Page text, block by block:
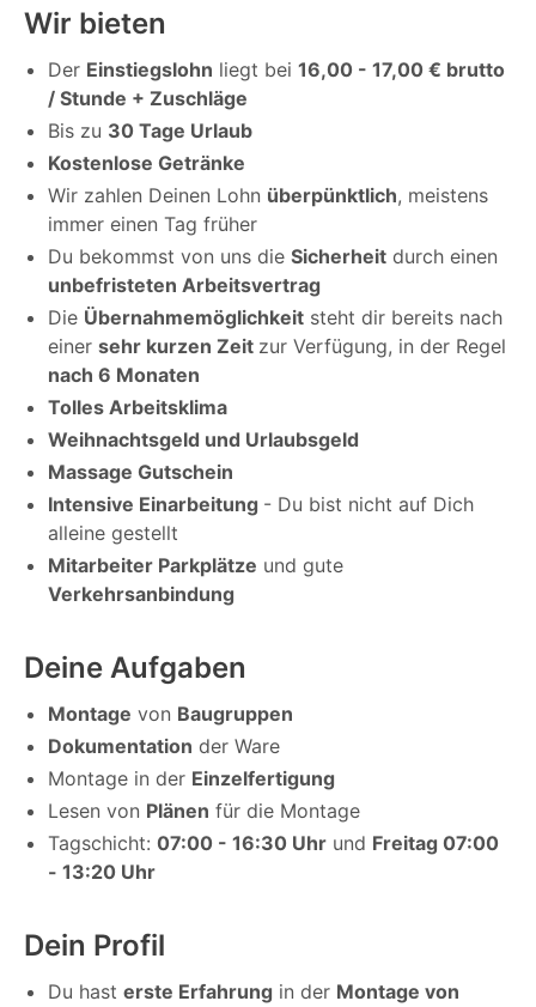
Wir bieten
Der Einstiegslohn liegt bei 16,00 - 17,00 € brutto
/ Stunde + Zuschläge
Bis zu 30 Tage Urlaub
Kostenlose Getränke
Wir zahlen Deinen Lohn überpünktlich, meistens
immer einen Tag früher
Du bekommst von uns die Sicherheit durch einen
unbefristeten Arbeitsvertrag
Die Übernahmemöglichkeit steht dir bereits nach
einer sehr kurzen Zeit zur Verfügung, in der Regel
nach 6 Monaten
Tolles Arbeitsklima
Weihnachtsgeld und Urlaubsgeld
Massage Gutschein
Intensive Einarbeitung - Du bist nicht auf Dich
alleine gestellt
Mitarbeiter Parkplätze und gute
Verkehrsanbindung
Deine Aufgaben
Montage von Baugruppen
Dokumentation der Ware
Montage in der Einzelfertigung
Lesen von Plänen für die Montage
Tagschicht: 07:00 - 16:30 Uhr und Freitag 07:00
- 13:20 Uhr
Dein Profil
Du hast erste Erfahrung in der Montage von